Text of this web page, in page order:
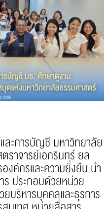
ารบัญชี มหาวิทยาลัย
ราจารย์เอกรินทร์ ยล
ค์กรและความยั่งยืน นำ
ร ประกอบด้วยหน่วย
ริหารบุคคลและธุรการ